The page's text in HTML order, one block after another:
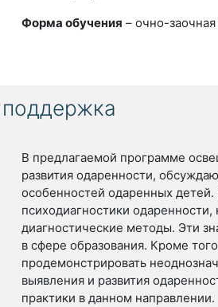
Форма обучения – очно-
В предлагаемой программе
развития одаренности,
особенностей одаренных
психодиагностики
диагностические методы. Эти
в сфере образования. Кроме
продемонстрировать
выявления и развития
практики в данном направлении.